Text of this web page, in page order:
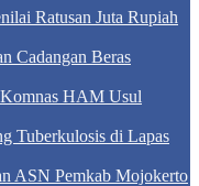
Ratusan Juta Rupiah
Cadangan Beras
HAM Usul
Tuberkulosis di Lapas
ASN Pemkab Mojokerto